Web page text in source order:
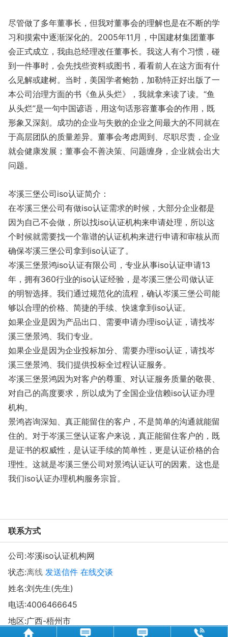
尽管做了多年董事长，但我对董事会的理解也是在不断的学
习和摸索中逐渐深化的。2005年11月，中国建材集团董事
会正式成立，我由总经理改任董事长。我这人有个习惯，碰
到一件事时，会先找些资料或图书，看看前人在这方面有什
么见解或建树。当时，美国学者鲍勃，加勒特正好出版了一
本公司治理方面的书《鱼从头烂》，我就拿来读了读。“鱼
从头烂”是一句中国谚语，用这句话形容董事会的作用，既
形象又深刻。成功的企业与失败的企业之间最大的不同就在
于高层团队的质量差异。董事会考虑周到、尽职尽责，企业
就会健康发展；董事会不善决策、问题缠身，企业就会出大
问题。
岑溪三堡公司iso认证简介：
在岑溪三堡公司有做iso认证需求的时候，大部分企业都是
因为自己不会做，所以找iso认证机构来申请处理，所以这
个时候就需要找一个靠谱的认证机构来进行申请和审核从而
确保岑溪三堡公司拿到iso认证了。
岑溪三堡景鸿iso认证有限公司，专业从事iso认证申请13
年，拥有360行业的iso认证经验，是岑溪三堡公司做认证
的明智选择。我们通过规范化的流程，确认岑溪三堡公司能
够以合理的价格、简捷的手续、快速拿到iso认证。
如果企业是因为产品出口、需要申请办理iso认证，请找岑
溪三堡景鸿、我们专业。
如果企业是因为企业投标加分、需要办理iso认证，请找岑
溪三堡景鸿、我们提供投标全过程认证服务。
岑溪三堡景鸿因为对客户的尊重、对认证服务质量的敬畏、
对自己的高度要求，所以成为了全国企业信赖iso认证办理
机构。
景鸿咨询深知、真正能留住的客户，不是简单的沟通就能留
住的。对于岑溪三堡认证客户来说，真正能留住客户的，既
是证书的权威性，是认证手续的简单性，更是认证价格的合
理性。这就是岑溪三堡公司对景鸿认证认可的因素。这也是
我们iso认证办理机构服务宗旨。
联系方式
公司:岑溪iso认证机构网
状态:离线 发送信件 在线交谈
姓名:刘先生(先生)
电话:4006466645
地区:广西-梧州市